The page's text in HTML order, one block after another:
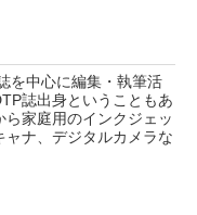
を中心に編集・執筆活
誌出身ということもあ
家庭用のインクジェッ
ャナ、デジタルカメラな